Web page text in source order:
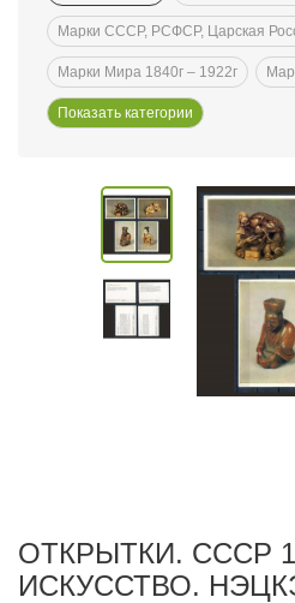
Марки СССР, РСФСР, Царская
Марки Мира 1840г – 1922г
ОТКРЫТКИ. СССР
ИСКУССТВО.